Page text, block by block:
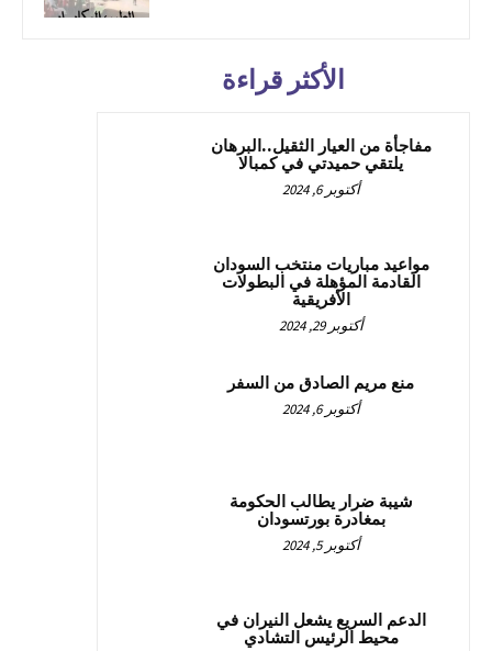
الأكثر قراءة
مفاجأة من العيار الثقيل..البرهان
يلتقي حميدتي في كمبالا
أكتوبر 6, 2024
مواعيد مباريات منتخب السودان
القادمة المؤهلة في البطولات
الأفريقية
أكتوبر 29, 2024
منع مريم الصادق من السفر
أكتوبر 6, 2024
شيبة ضرار يطالب الحكومة
بمغادرة بورتسودان
أكتوبر 5, 2024
الدعم السريع يشعل النيران في
محيط الرئيس التشادي